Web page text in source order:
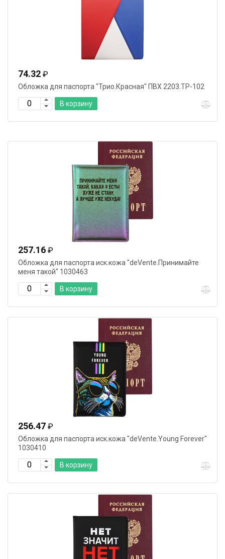
74.32 ₽
Обложка для паспорта "Трио.Красная" ПВХ 2203.ТР-102
В корзину
257.16 ₽
Обложка для паспорта иск.кожа "deVente.Принимайте
меня такой" 1030463
В корзину
256.47 ₽
Обложка для паспорта иск.кожа "deVente.Young Forever"
1030410
В корзину